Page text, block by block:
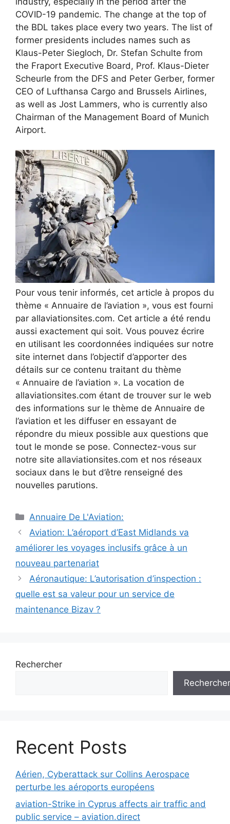
COVID-19 pandemic. The change at the top of
the BDL takes place every two years. The list of
former presidents includes names such as
Klaus-Peter Siegloch, Dr. Stefan Schulte from
the Fraport Executive Board, Prof. Klaus-Dieter
Scheurle from the DFS and Peter Gerber, former
CEO of Lufthansa Cargo and Brussels Airlines,
as well as Jost Lammers, who is currently also
Chairman of the Management Board of Munich
Airport.
Pour vous tenir informés, cet article à propos du
thème « Annuaire de l’aviation », vous est fourni
par allaviationsites.com. Cet article a été rendu
aussi exactement qui soit. Vous pouvez écrire
en utilisant les coordonnées indiquées sur notre
site internet dans l’objectif d’apporter des
détails sur ce contenu traitant du thème
« Annuaire de l’aviation ». La vocation de
allaviationsites.com étant de trouver sur le web
des informations sur le thème de Annuaire de
l’aviation et les diffuser en essayant de
répondre du mieux possible aux questions que
tout le monde se pose. Connectez-vous sur
notre site allaviationsites.com et nos réseaux
sociaux dans le but d’être renseigné des
nouvelles parutions.
Catégories
Annuaire De L'Aviation:
Navigation
Aviation: L’aéroport d’East Midlands va
améliorer les voyages inclusifs grâce à un
nouveau partenariat
Aéronautique: L’autorisation d’inspection :
quelle est sa valeur pour un service de
maintenance Bizav ?
Rechercher
Rechercher
Recent Posts
Aérien, Cyberattack sur Collins Aerospace
perturbe les aéroports européens
aviation-Strike in Cyprus affects air traffic and
public service – aviation.direct